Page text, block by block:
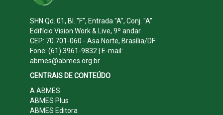
SHN Qd. 01, Bl. "F", Entrada "A", Conj. "A"
Edifício Vision Work & Live, 9º andar
CEP: 70.701-060 - Asa Norte, Brasília/DF
Fone: (61) 3961-9832 | E-mail:
abmes@abmes.org.br
CENTRAIS DE CONTEÚDO
A ABMES
ABMES Plus
ABMES Editora